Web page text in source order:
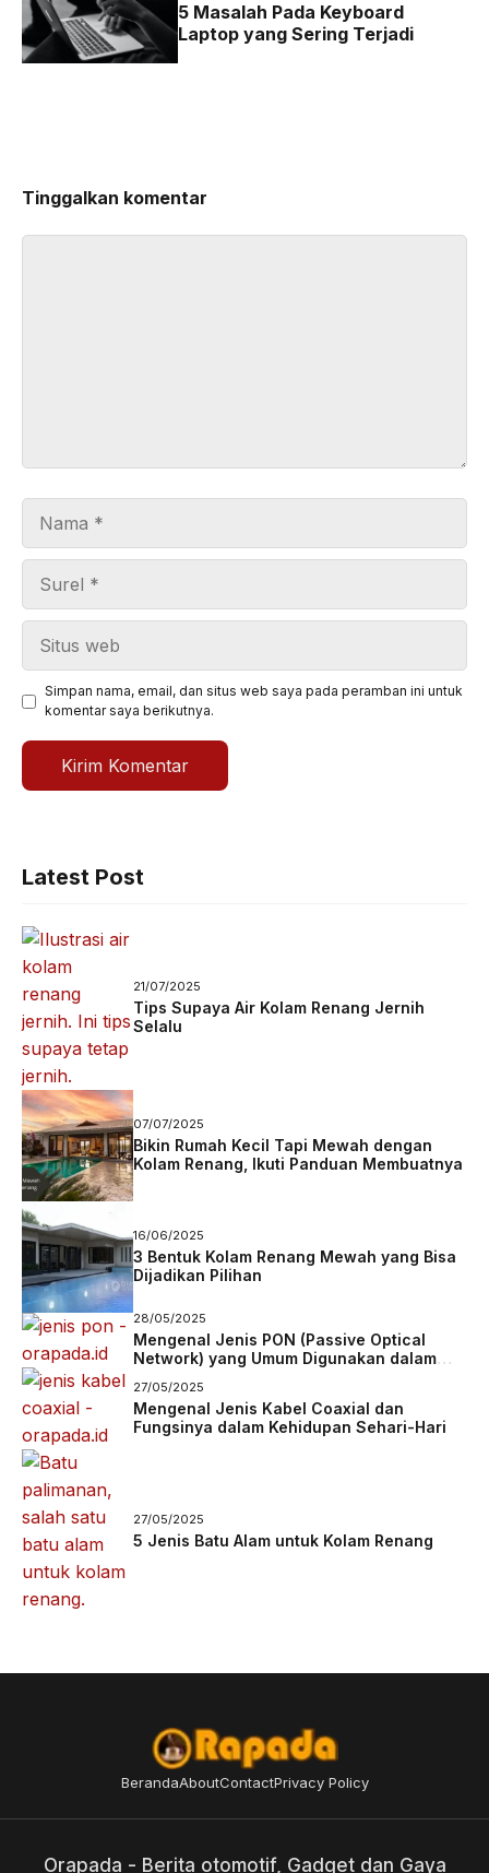
5 Masalah Pada Keyboard
Laptop yang Sering Terjadi
Tinggalkan komentar
Simpan nama, email, dan situs web saya pada peramban ini untuk
komentar saya berikutnya.
Latest Post
21/07/2025
Tips Supaya Air Kolam Renang Jernih
Selalu
07/07/2025
Bikin Rumah Kecil Tapi Mewah dengan
Kolam Renang, Ikuti Panduan Membuatnya
16/06/2025
3 Bentuk Kolam Renang Mewah yang Bisa
Dijadikan Pilihan
28/05/2025
Mengenal Jenis PON (Passive Optical
Network) yang Umum Digunakan dalam
27/05/2025
Mengenal Jenis Kabel Coaxial dan
Fungsinya dalam Kehidupan Sehari-Hari
27/05/2025
5 Jenis Batu Alam untuk Kolam Renang
BerandaAboutContactPrivacy Policy
Orapada - Berita otomotif, Gadget dan Gaya